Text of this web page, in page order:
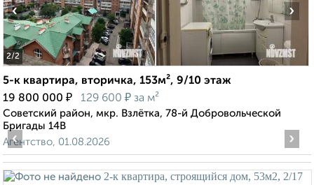
2/2
‹ ›
5-к квартира, вторичка, 153м², 9/10 этаж
19 800 000 ₽ 129 600 ₽ за м²
Советский район, мкр. Взлётка, 78-й Добровольческой
Бригады 14В
Агентство, 01.08.2026
‹ ›